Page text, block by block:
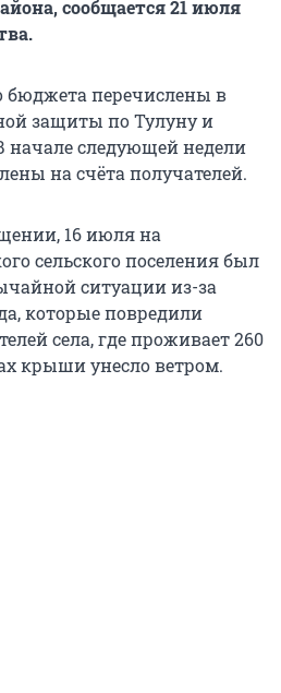
сообщается 21 июля
бюджета перечислены в
защиты по Тулуну и
начале следующей недели
на счёта получателей.
16 июля на
сельского поселения был
ситуации из-за
которые повредили
села, где проживает 260
крыши унесло ветром.